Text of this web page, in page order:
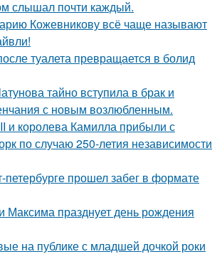
слышал почти каждый.
Кожевникову всё чаще называют
туалета превращается в болид
тайно вступила в брак и
с новым возлюбленным.
и королева Камилла прибыли с
по случаю 250-летия независимости
петербурге прошел забег в формате
празднует день рождения
на публике с младшей дочкой роки